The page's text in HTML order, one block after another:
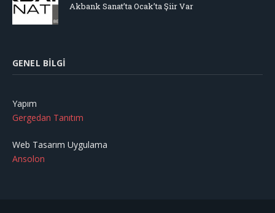
Akbank Sanat’ta Ocak’ta Şiir Var
GENEL BILGI
Yapım
Gergedan Tanıtım
Web Tasarım Uygulama
Ansolon